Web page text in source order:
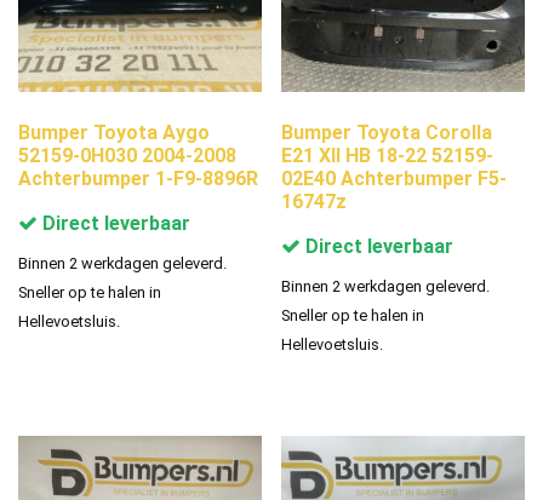
Bumper Toyota Aygo
52159-0H030 2004-2008
Achterbumper 1-F9-8896R
Direct leverbaar
Binnen 2 werkdagen geleverd.
Sneller op te halen in
Hellevoetsluis.
Bumper Toyota Corolla
E21 XII HB 18-22 52159-
02E40 Achterbumper F5-
16747z
Direct leverbaar
Binnen 2 werkdagen geleverd.
Sneller op te halen in
Hellevoetsluis.